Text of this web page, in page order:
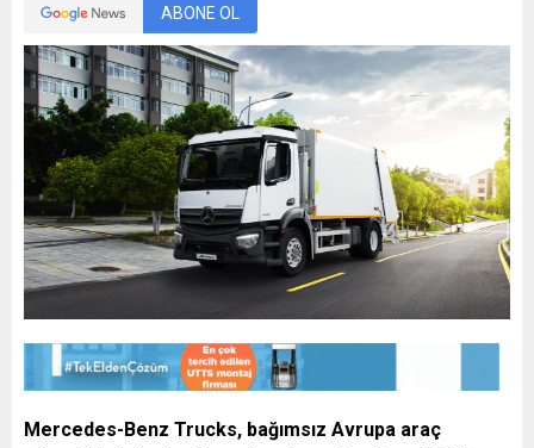
ABONE OL
Mercedes-Benz Trucks, bağımsız Avrupa araç